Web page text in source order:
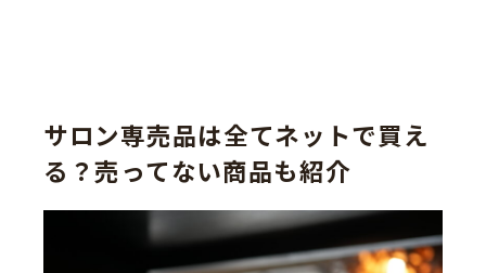
サロン専売品は全てネットで買え
る？売ってない商品も紹介